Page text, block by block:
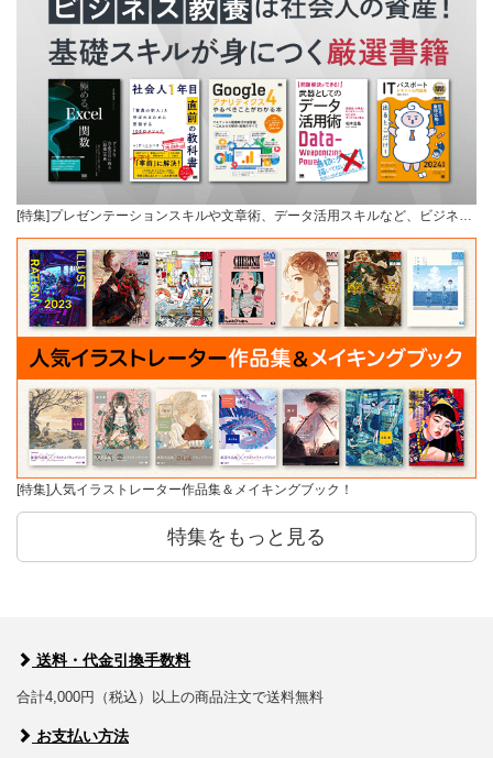
[特集]プレゼンテーションスキルや文章術、データ活用スキルなど、ビジネ…
[特集]人気イラストレーター作品集＆メイキングブック！
特集をもっと見る
送料・代金引換手数料
合計4,000円（税込）以上の商品注文で送料無料
お支払い方法